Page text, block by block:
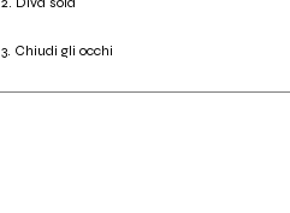
3. Chiudi gli occhi